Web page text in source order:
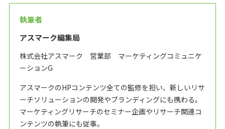
執筆者
アスマーク編集局
株式会社アスマーク 営業部 マーケティングコミュニケ
ーションG
アスマークのHPコンテンツ全ての監修を担い、新しいリサ
ーチソリューションの開発やブランディングにも携わる。
マーケティングリサーチのセミナー企画やリサーチ関連コ
ンテンツの執筆にも従事。